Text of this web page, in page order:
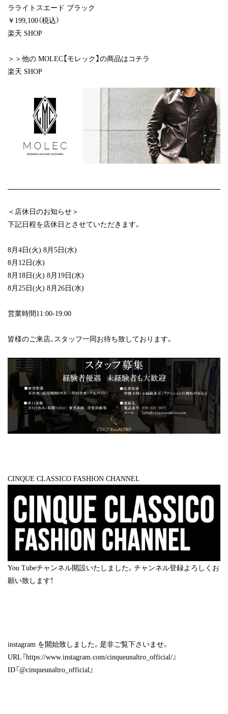
ラライトスエード ブラック
￥199,100（税込）
楽天 SHOP
＞＞他の MOLEC【モレック】の商品はコチラ
楽天 SHOP
＜店休日のお知らせ＞
下記日程を店休日とさせていただきます。
8月4日(火) 8月5日(水)
8月12日(水)
8月18日(火) 8月19日(水)
8月25日(火) 8月26日(水)
営業時間11:00-19:00
皆様のご来店、スタッフ一同お待ち致しております。
CINQUE CLASSICO FASHION CHANNEL
You Tubeチャンネル開設いたしました。チャンネル登録よろしくお
願い致します！
instagram を開始致しました。是非ご覧下さいませ。
URL『https://www.instagram.com/cinqueunaltro_official/』
ID『@cinqueunaltro_official』